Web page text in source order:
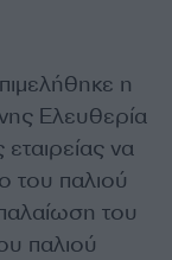
η
Ελευθερία
να
του παλιού
του
παλιού